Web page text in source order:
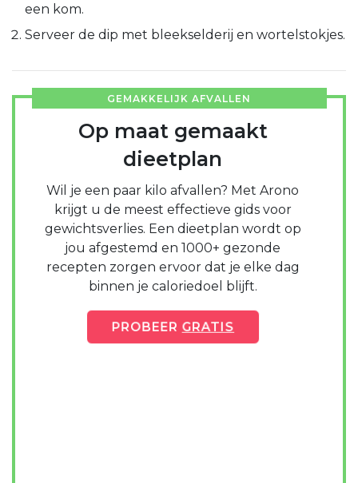
een kom.
Serveer de dip met bleekselderij en wortelstokjes.
GEMAKKELIJK AFVALLEN
Op maat gemaakt
dieetplan
Wil je een paar kilo afvallen? Met Arono
krijgt u de meest effectieve gids voor
gewichtsverlies. Een dieetplan wordt op
jou afgestemd en 1000+ gezonde
recepten zorgen ervoor dat je elke dag
binnen je caloriedoel blijft.
PROBEER GRATIS